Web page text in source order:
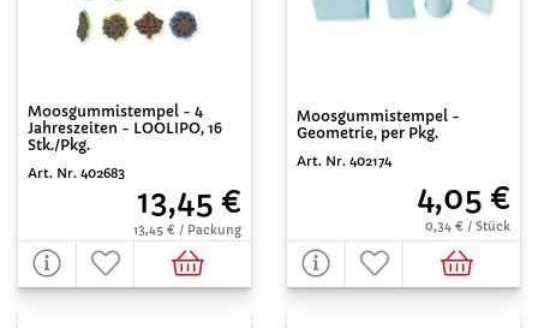
Moosgummistempel - 4
Jahreszeiten - LOOLIPO, 16
Stk./Pkg.
Art. Nr. 402683
13,45 €
13,45 € / Packung
Moosgummistempel -
Geometrie, per Pkg.
Art. Nr. 402174
4,05 €
0,34 € / Stück